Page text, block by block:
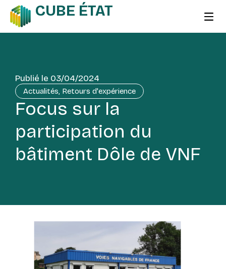
CUBE ÉTAT
Publié le 03/04/2024
Actualités, Retours d'expérience
Focus sur la
participation du
bâtiment Dôle de VNF